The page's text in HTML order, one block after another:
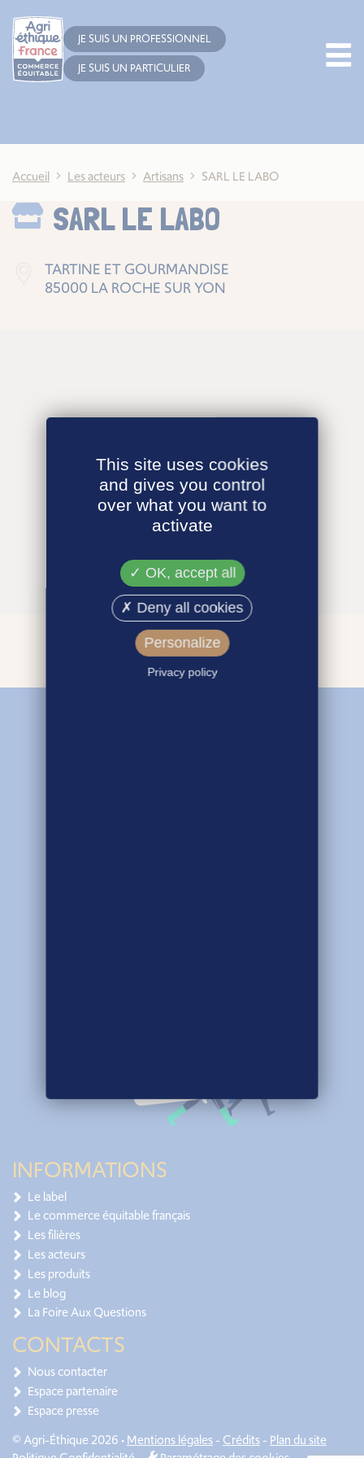
JE SUIS UN PROFESSIONNEL
JE SUIS UN PARTICULIER
Accueil Les acteurs Artisans SARL LE LABO
SARL LE LABO
TARTINE ET GOURMANDISE
85000 LA ROCHE SUR YON
INFORMATIONS
Le label
Le commerce équitable français
Les filières
Les acteurs
Les produits
Le blog
La Foire Aux Questions
CONTACTS
Nous contacter
Espace partenaire
Espace presse
© Agri-Éthique 2026 •Mentions légales- Crédits- Plan du site
This site uses cookies
and gives you control
over what you want to
activate
OK, accept all
Deny all cookies
Personalize
Privacy policy